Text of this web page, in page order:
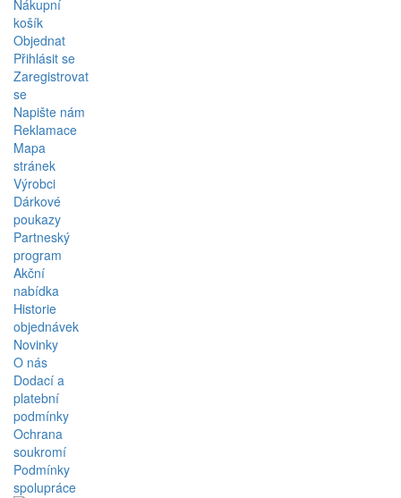
Nákupní
košík
Objednat
Přihlásit se
Zaregistrovat
se
Napište nám
Reklamace
Mapa
stránek
Výrobci
Dárkové
poukazy
Partneský
program
Akční
nabídka
Historie
objednávek
Novinky
O nás
Dodací a
platební
podmínky
Ochrana
soukromí
Podmínky
spolupráce